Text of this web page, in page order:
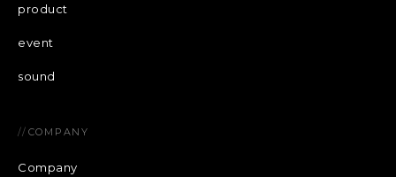
product
event
sound
// COMPANY
Company